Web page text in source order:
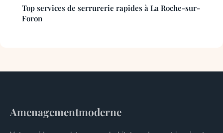
Top services de serrurerie rapides à La Roche-sur-
Foron
Amenagementmoderne